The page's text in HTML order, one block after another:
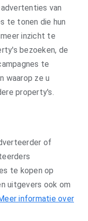
van
te tonen die hun
inzicht te
bezoeken, de
te
waarop ze u
property's.
of
te kopen op
uitgevers ook om
informatie over